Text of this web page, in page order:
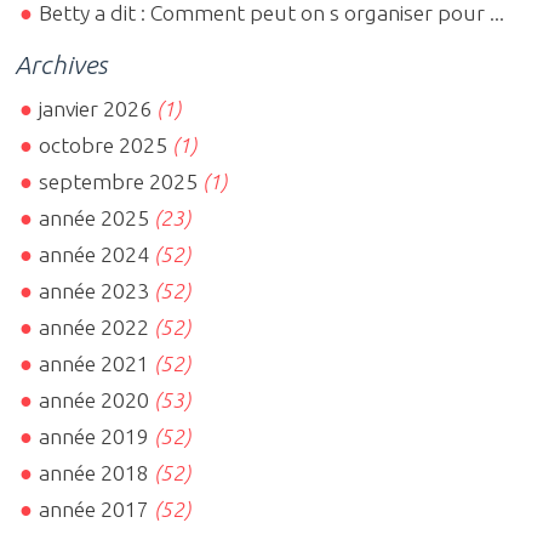
Betty a dit : Comment peut on s organiser pour ...
Archives
janvier 2026 (1)
octobre 2025 (1)
septembre 2025 (1)
année 2025 (23)
année 2024 (52)
année 2023 (52)
année 2022 (52)
année 2021 (52)
année 2020 (53)
année 2019 (52)
année 2018 (52)
année 2017 (52)